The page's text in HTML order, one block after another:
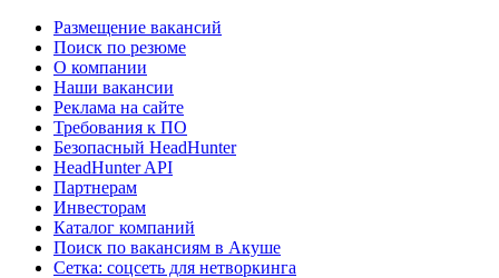
Размещение вакансий
Поиск по резюме
О компании
Наши вакансии
Реклама на сайте
Требования к ПО
Безопасный HeadHunter
HeadHunter API
Партнерам
Инвесторам
Каталог компаний
Поиск по вакансиям в Акуше
Сетка: соцсеть для нетворкинга